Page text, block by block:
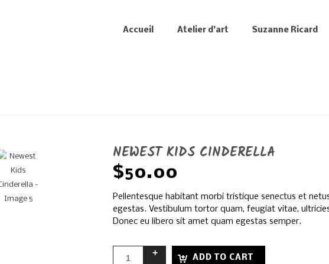
Accueil Atelier d’art Suzanne Ricard
NEWEST KIDS CINDERELLA
$50.00
Pellentesque habitant morbi tristique senectus et
egestas. Vestibulum tortor quam, feugiat vitae,
Donec eu libero sit amet quam egestas semper.
ADD TO CART